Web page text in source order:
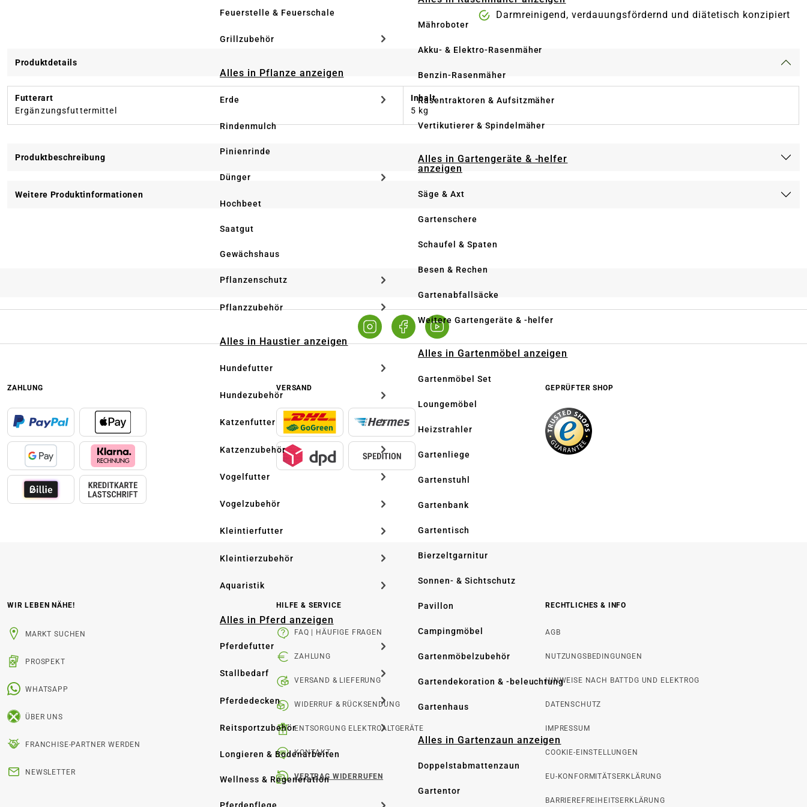
Feuerstelle & Feuerschale
Grillzubehör
Alles in Pflanze anzeigen
Erde
Rindenmulch
Pinienrinde
Dünger
Hochbeet
Saatgut
Gewächshaus
Pflanzenschutz
Pflanzzubehör
Alles in Haustier anzeigen
Hundefutter
Hundezubehör
Katzenfutter
Katzenzubehör
Vogelfutter
Vogelzubehör
Kleintierfutter
Kleintierzubehör
Aquaristik
Alles in Pferd anzeigen
Pferdefutter
Stallbedarf
Pferdedecken
Reitsportzubehör
Longieren & Bodenarbeiten
Wellness & Regeneration
Mähroboter
Akku- & Elektro-Rasenmäher
Benzin-Rasenmäher
Rasentraktoren & Aufsitzmäher
Vertikutierer & Spindelmäher
Alles in Gartengeräte & -helfer
anzeigen
Säge & Axt
Gartenschere
Schaufel & Spaten
Besen & Rechen
Gartenabfallsäcke
Weitere Gartengeräte & -helfer
Alles in Gartenmöbel anzeigen
Gartenmöbel Set
Loungemöbel
Heizstrahler
Gartenliege
Gartenstuhl
Gartenbank
Gartentisch
Bierzeltgarnitur
Sonnen- & Sichtschutz
Pavillon
Campingmöbel
Gartenmöbelzubehör
Gartendekoration & -beleuchtung
Gartenhaus
Alles in Gartenzaun anzeigen
Doppelstabmattenzaun
Gartentor
Darmreinigend, verdauungsfördernd und diätetisch konzipiert
Produktdetails
Futterart
Ergänzungsfuttermittel
Inhalt
5 kg
Produktbeschreibung
Weitere Produktinformationen
ZAHLUNG VERSAND GEPRÜFTER SHOP
WIR LEBEN NÄHE!
MARKT SUCHEN
PROSPEKT
WHATSAPP
ÜBER UNS
FRANCHISE-PARTNER WERDEN
NEWSLETTER
HILFE & SERVICE
FAQ | HÄUFIGE FRAGEN
ZAHLUNG
VERSAND & LIEFERUNG
WIDERRUF & RÜCKSENDUNG
ENTSORGUNG ELEKTROALTGERÄTE
KONTAKT
VERTRAG WIDERRUFEN
RECHTLICHES & INFO
AGB
NUTZUNGSBEDINGUNGEN
HINWEISE NACH BATTDG UND ELEKTROG
DATENSCHUTZ
IMPRESSUM
COOKIE-EINSTELLUNGEN
EU-KONFORMITÄTSERKLÄRUNG
BARRIEREFREIHEITSERKLÄRUNG